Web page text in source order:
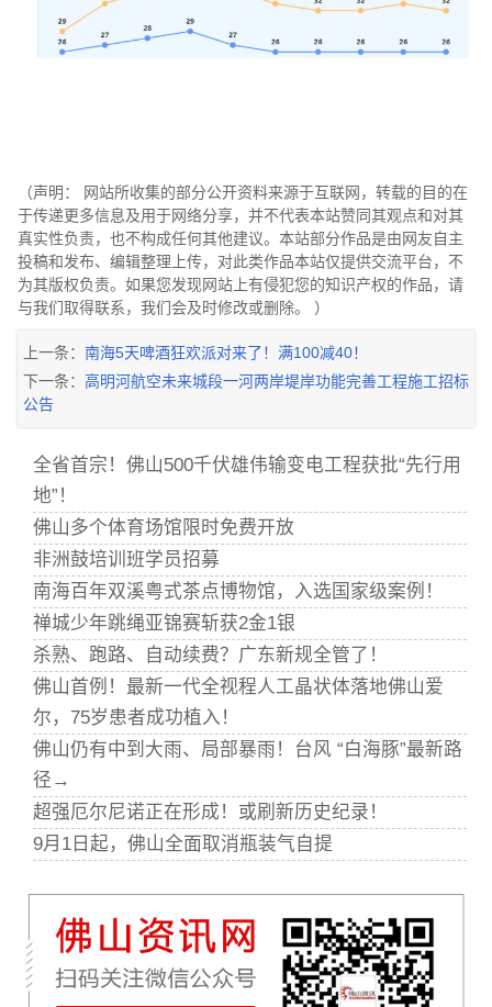
（声明： 网站所收集的部分公开资料来源于互联网，转载的目的在
于传递更多信息及用于网络分享，并不代表本站赞同其观点和对其
真实性负责，也不构成任何其他建议。本站部分作品是由网友自主
投稿和发布、编辑整理上传，对此类作品本站仅提供交流平台，不
为其版权负责。如果您发现网站上有侵犯您的知识产权的作品，请
与我们取得联系，我们会及时修改或删除。 ）
上一条： 南海5天啤酒狂欢派对来了！满100减40！
下一条： 高明河航空未来城段一河两岸堤岸功能完善工程施工招标
公告
全省首宗！佛山500千伏雄伟输变电工程获批“先行用
地”！
佛山多个体育场馆限时免费开放
非洲鼓培训班学员招募
南海百年双溪粤式茶点博物馆，入选国家级案例！
禅城少年跳绳亚锦赛斩获2金1银
杀熟、跑路、自动续费？广东新规全管了！
佛山首例！最新一代全视程人工晶状体落地佛山爱
尔，75岁患者成功植入！
佛山仍有中到大雨、局部暴雨！台风 “白海豚”最新路
径→
超强厄尔尼诺正在形成！或刷新历史纪录！
9月1日起，佛山全面取消瓶装气自提